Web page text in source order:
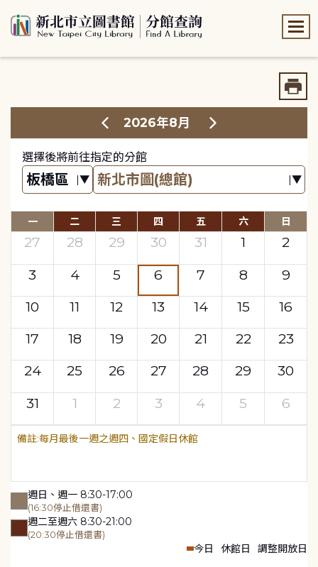
2026年8月
選擇後將前往指定的分館
一 二 三 四 五 六 日
27 28 29 30 31 1
2
3
4 5 6 7 8
9
10
11 12 13 14 15
16
17
18 19 20 21 22
23
24
25 26 27 28 29
30
31
1 2 3 4 5 6
每月最後一週之週四、國定假日休館
週日、週一 8:30-17:00
(16:30停止借還書)
週二至週六 8:30-21:00
(20:30停止借還書)
今日 休館日 調整開放日